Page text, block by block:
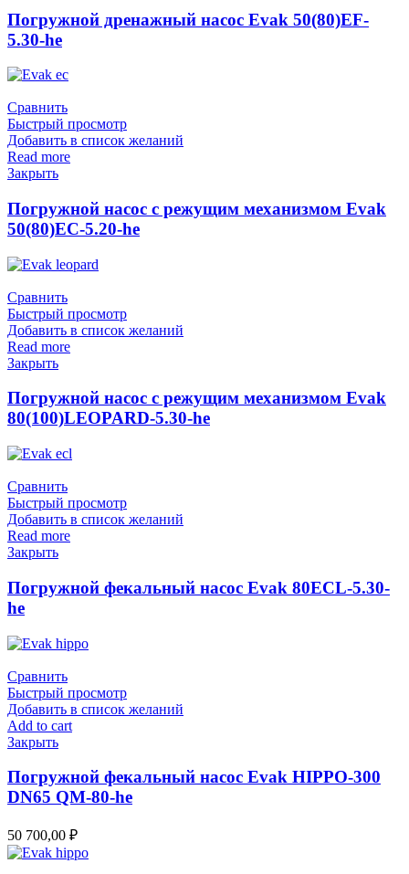
Погружной дренажный насос Evak 50(80)EF-
5.30-he
Сравнить
Быстрый просмотр
Добавить в список желаний
Read more
Закрыть
Погружной насос с режущим механизмом Evak
50(80)EC-5.20-he
Сравнить
Быстрый просмотр
Добавить в список желаний
Read more
Закрыть
Погружной насос с режущим механизмом Evak
80(100)LEOPARD-5.30-he
Сравнить
Быстрый просмотр
Добавить в список желаний
Read more
Закрыть
Погружной фекальный насос Evak 80ECL-5.30-
he
Сравнить
Быстрый просмотр
Добавить в список желаний
Add to cart
Закрыть
Погружной фекальный насос Evak HIPPO-300
DN65 QM-80-he
50 700,00 ₽